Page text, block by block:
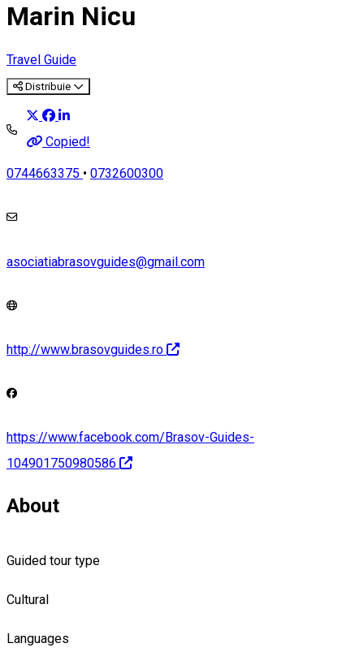
Marin Nicu
Travel Guide
Distribuie
Copied!
0744663375 • 0732600300
asociatiabrasovguides@gmail.com
http://www.brasovguides.ro
https://www.facebook.com/Brasov-Guides-
104901750980586
About
Guided tour type
Cultural
Languages